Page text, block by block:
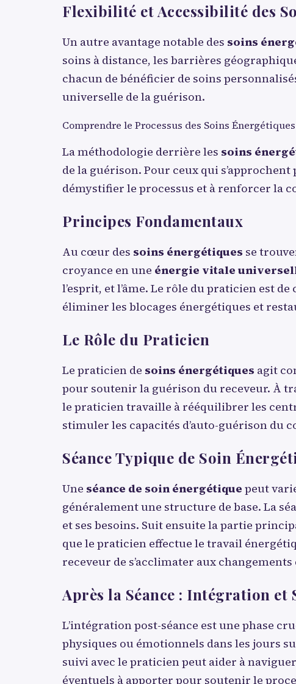
Flexibilité et Accessibilité des
Un autre avantage notable des soins
soins à distance, les barrières
chacun de bénéficier de soins
universelle de la guérison.
Comprendre le Processus des Soins Énergétiques
La méthodologie derrière les soins
de la guérison. Pour ceux qui
démystifier le processus et à renforcer la
Principes Fondamentaux
Au cœur des soins énergétiques se
croyance en une énergie vitale
l’esprit, et l’âme. Le rôle du praticien est
éliminer les blocages énergétiques et
Le Rôle du Praticien
Le praticien de soins énergétiques agit
pour soutenir la guérison du receveur. À
le praticien travaille à rééquilibrer les
stimuler les capacités d’auto-guérison du
Séance Typique de Soin
Une séance de soin énergétique peut
généralement une structure de base. La
et ses besoins. Suit ensuite la partie
que le praticien effectue le travail
receveur de s’acclimater aux
Après la Séance : Intégration et
L’intégration post-séance est une phase
physiques ou émotionnels dans les jours
suivi avec le praticien peut aider à
éventuels à apporter pour soutenir le